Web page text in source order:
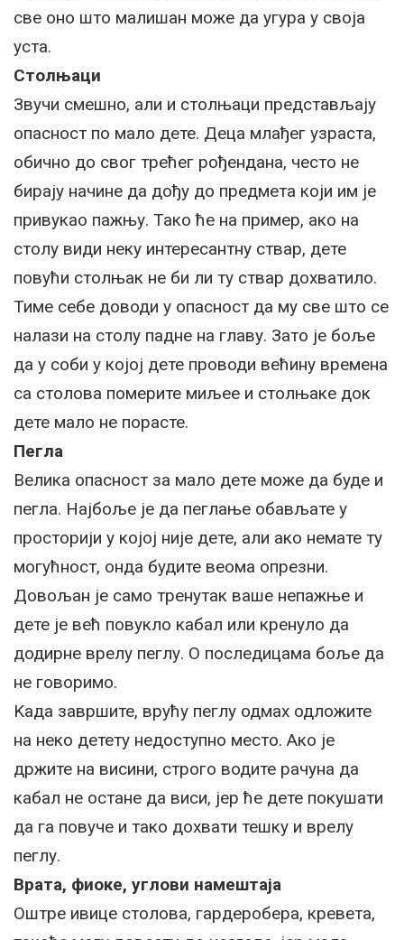
све оно што малишан може да угура у своја
уста.
Столњаци
Звучи смешно, али и столњаци представљају
опасност по мало дете. Деца млађег узраста,
обично до свог трећег рођендана, често не
бирају начине да дођу до предмета који им је
привукао пажњу. Тако ће на пример, ако на
столу види неку интересантну ствар, дете
повући столњак не би ли ту ствар дохватило.
Тиме себе доводи у опасност да му све што се
налази на столу падне на главу. Зато је боље
да у соби у којој дете проводи већину времена
са столова померите миљее и столњаке док
дете мало не порасте.
Пегла
Велика опасност за мало дете може да буде и
пегла. Најбоље је да пеглање обављате у
просторији у којој није дете, али ако немате ту
могућност, онда будите веома опрезни.
Довољан је само тренутак ваше непажње и
дете је већ повукло кабал или кренуло да
додирне врелу пеглу. О последицама боље да
не говоримо.
Kада завршите, врућу пеглу одмах одложите
на неко детету недоступно место. Ако је
држите на висини, строго водите рачуна да
кабал не остане да виси, јер ће дете покушати
да га повуче и тако дохвати тешку и врелу
пеглу.
Врата, фиоке, углови намештаја
Оштре ивице столова, гардеробера, кревета,